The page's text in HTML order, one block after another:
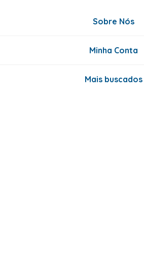
Sobre Nós
Minha Conta
Mais buscados